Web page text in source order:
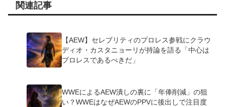
関連記事
【AEW】セレブリティのプロレス参戦にクラウ
ディオ・カスタニョーリが持論を語る「中心は
プロレスであるべきだ」
WWEによるAEW潰しの裏に「年俸削減」の狙
い？WWEはなぜAEWのPPVに後出しで注目度